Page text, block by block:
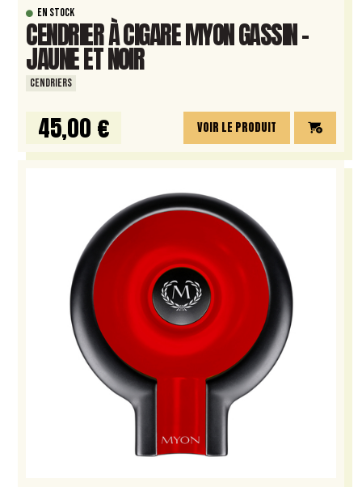
EN STOCK
CENDRIER À CIGARE MYON GASSIN –
JAUNE ET NOIR
CENDRIERS
45,00 € VOIR LE PRODUIT